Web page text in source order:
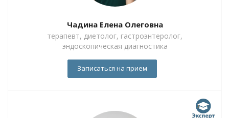
Чадина Елена Олеговна
терапевт, диетолог, гастроэнтеролог,
эндоскопическая диагностика
Записаться на прием